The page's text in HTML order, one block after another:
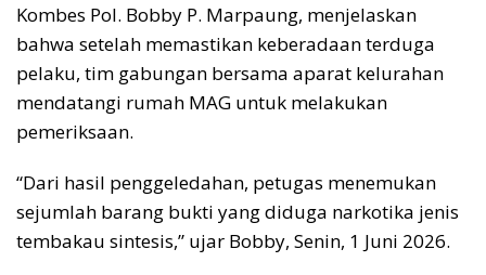
Kombes Pol. Bobby P. Marpaung, menjelaskan
bahwa setelah memastikan keberadaan terduga
pelaku, tim gabungan bersama aparat kelurahan
mendatangi rumah MAG untuk melakukan
pemeriksaan.
“Dari hasil penggeledahan, petugas menemukan
sejumlah barang bukti yang diduga narkotika jenis
tembakau sintesis,” ujar Bobby, Senin, 1 Juni 2026.